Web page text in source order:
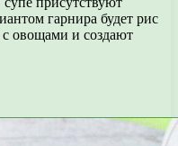
гарнира будет рис
овощами и создают